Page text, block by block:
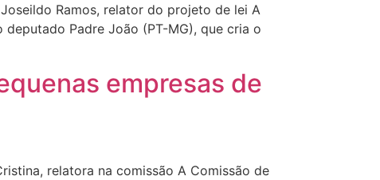
Ramos, relator do projeto de lei A
Padre João (PT-MG), que cria o
empresas de
relatora na comissão A Comissão de